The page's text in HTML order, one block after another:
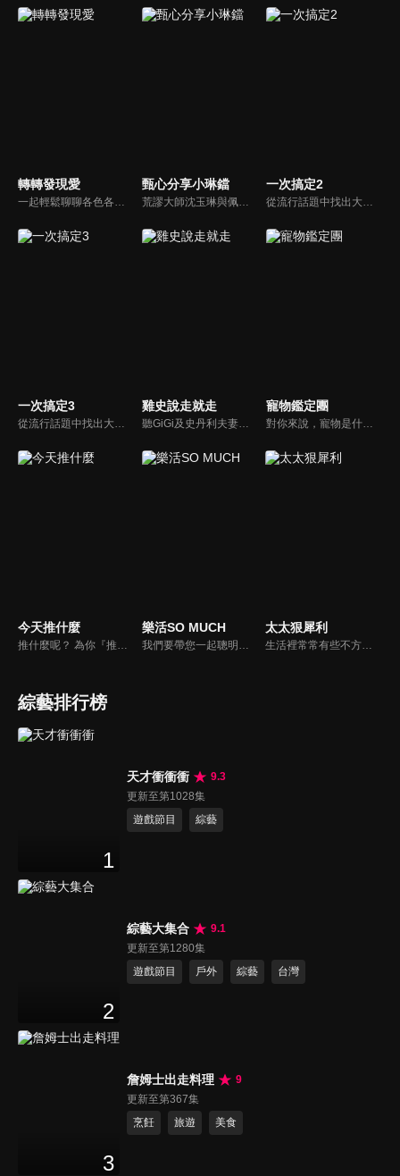
轉轉發現愛
一起輕鬆聊聊各色各樣的人生故事，一起發現愛！
甄心分享小琳鐺
荒謬大師沈玉琳與佩甄全新搭檔，兩人幽默十足、幽默風趣地為節目穿針引線，結合各領域的職場達人、專家、明星PK暢談最IN話題，在快速變化的時代給您滿滿含金量的生活好智慧！
一次搞定2
從流行話題中找出大眾關心的、正在煩惱的問題，由台灣好媳婦佩甄與日本型男風田親身實驗，替觀眾解決生活的大小事，傳授生活密技讓你「一次搞定」！
一次搞定3
從流行話題中找出大眾關心的、正在煩惱的問題，由台灣好媳婦佩甄與日本型男風田親身實驗，替觀眾解決生活的大小事，傳授生活密技讓你「一次搞定」！
雞史說走就走
聽GiGi及史丹利夫妻兩人的有趣對話和故事，讓一成不變的生活，多一些笑聲！
寵物鑑定團
對你來說，寵物是什麼？是一個在你寂寞時靜靜守候著的朋友？還是處處依賴你生活的牽絆呢？我想大多數人的答案應該選擇以上皆是吧。在節目中告訴觀眾們如何飼養家裡寵物，並捕捉飼養過程中的趣味花絮，藉由主持人與來賓的生動談話中，讓觀眾了解人類飼養寵物的歷史，寵物會有哪些習性以及需要等問題。
今天推什麼
推什麼呢？ 為你『推』上熱騰騰第一手消息！時下最新、最夯！吃喝玩樂食衣住行藝文活動，哪邊流行哪邊去！好物推薦真心不騙！跟著《今天推什麼》走在潮流最前線！
樂活SO MUCH
我們要帶您一起聰明快樂過生活！由聰明生活家張雅芳主持的健康休閒資訊類節目，主題式介紹探討各種飲食、保健、醫學、休閒、民生、環保等，各種國人關心的樂活新訊，讓觀眾朋友一同感受快樂、用心過生活，其實就是那麼的簡單。
太太狠犀利
生活裡常常有些不方便，但其實只要有一些小創意，就會讓生活變得更有趣，就讓美食達人焦志方與生活玩家巴鈺帶領專家們，告訴大家最即時、最便利、最實用的解決之道！
綜藝排行榜
1
天才衝衝衝
9.3
更新至第1028集
遊戲節目
綜藝
2
綜藝大集合
9.1
更新至第1280集
遊戲節目
戶外 綜藝 台灣
3
詹姆士出走料理
9
更新至第367集
烹飪
旅遊 美食